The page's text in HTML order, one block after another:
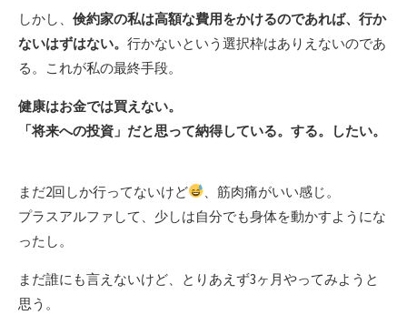
しかし、 倹約家の私は高額な費用をかけるのであれば、行か
ないはずはない。 行かないという選択枠はありえないのであ
る。これが私の最終手段。
健康はお金では買えない。
「将来への投資」だと思って納得している。 する。したい。
まだ2回しか行ってないけど
、筋肉痛がいい感じ。
プラスアルファして、少しは自分でも身体を動かすようにな
ったし。
まだ誰にも言えないけど、とりあえず3ヶ月やってみようと
思う。